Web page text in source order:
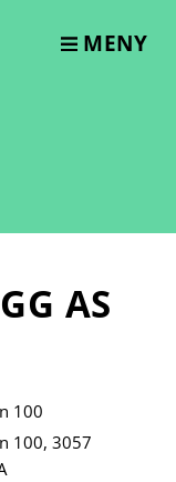
MENY
AS
100
100, 3057